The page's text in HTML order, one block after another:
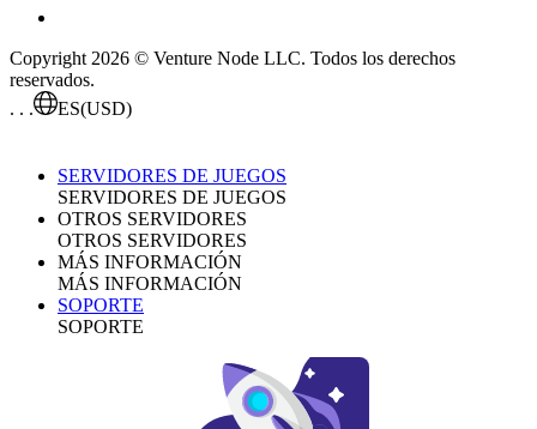
Copyright 2026 © Venture Node LLC. Todos los derechos
reservados.
. . .
ES(USD)
SERVIDORES DE JUEGOS
SERVIDORES DE JUEGOS
OTROS SERVIDORES
OTROS SERVIDORES
MÁS INFORMACIÓN
MÁS INFORMACIÓN
SOPORTE
SOPORTE